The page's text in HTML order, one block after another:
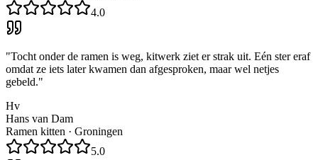
4.0
"Tocht onder de ramen is weg, kitwerk ziet er strak uit. Eén ster eraf
omdat ze iets later kwamen dan afgesproken, maar wel netjes
gebeld."
Hv
Hans van Dam
Ramen kitten · Groningen
5.0